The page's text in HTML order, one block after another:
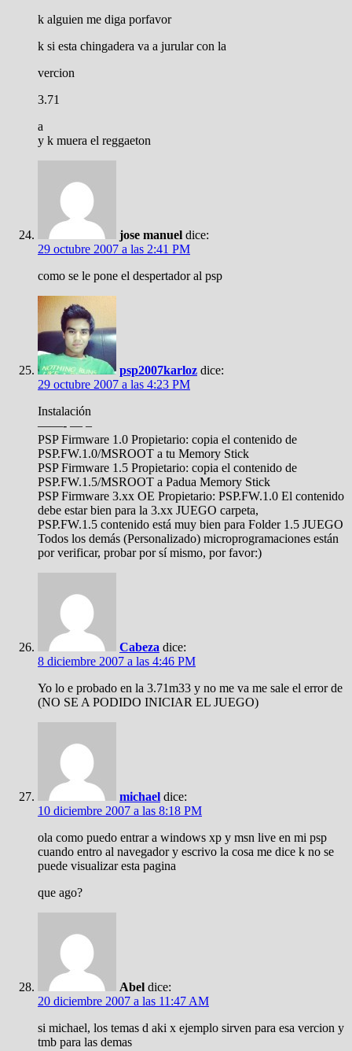
k alguien me diga porfavor
k si esta chingadera va a jurular con la
vercion
3.71
a
y k muera el reggaeton
jose manuel dice:
29 octubre 2007 a las 2:41 PM
como se le pone el despertador al psp
psp2007karloz dice:
29 octubre 2007 a las 4:23 PM
Instalación
——- — –
PSP Firmware 1.0 Propietario: copia el contenido de
PSP.FW.1.0/MSROOT a tu Memory Stick
PSP Firmware 1.5 Propietario: copia el contenido de
PSP.FW.1.5/MSROOT a Padua Memory Stick
PSP Firmware 3.xx OE Propietario: PSP.FW.1.0 El contenido
debe estar bien para la 3.xx JUEGO carpeta,
PSP.FW.1.5 contenido está muy bien para Folder 1.5 JUEGO
Todos los demás (Personalizado) microprogramaciones están
por verificar, probar por sí mismo, por favor:)
Cabeza dice:
8 diciembre 2007 a las 4:46 PM
Yo lo e probado en la 3.71m33 y no me va me sale el error de
(NO SE A PODIDO INICIAR EL JUEGO)
michael dice:
10 diciembre 2007 a las 8:18 PM
ola como puedo entrar a windows xp y msn live en mi psp
cuando entro al navegador y escrivo la cosa me dice k no se
puede visualizar esta pagina
que ago?
Abel dice:
20 diciembre 2007 a las 11:47 AM
si michael, los temas d aki x ejemplo sirven para esa vercion y
tmb para las demas